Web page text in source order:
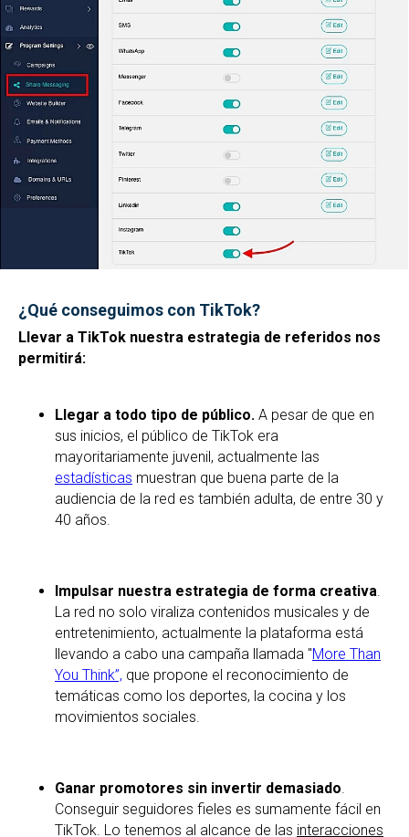
¿Qué conseguimos con TikTok?
Llevar a TikTok nuestra estrategia de referidos nos
permitirá:
Llegar a todo tipo de público. A pesar de que en
sus inicios, el público de TikTok era
mayoritariamente juvenil, actualmente las
estadísticas muestran que buena parte de la
audiencia de la red es también adulta, de entre 30 y
40 años.
Impulsar nuestra estrategia de forma creativa.
La red no solo viraliza contenidos musicales y de
entretenimiento, actualmente la plataforma está
llevando a cabo una campaña llamada "More Than
You Think”, que propone el reconocimiento de
temáticas como los deportes, la cocina y los
movimientos sociales.
Ganar promotores sin invertir demasiado.
Conseguir seguidores fieles es sumamente fácil en
TikTok. Lo tenemos al alcance de las interacciones